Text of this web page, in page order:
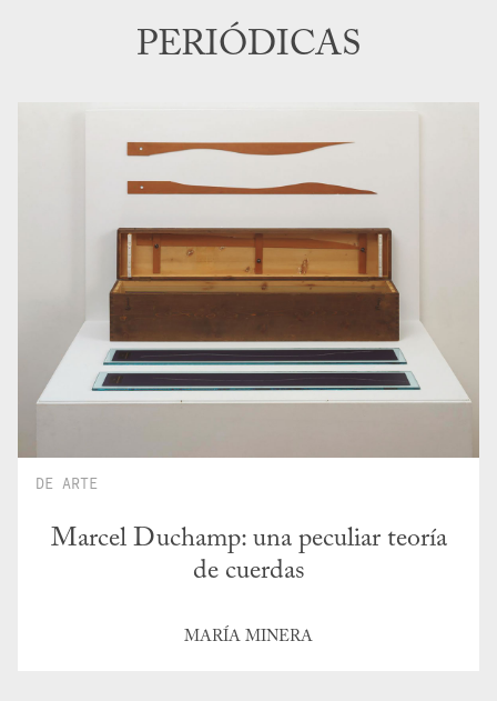
PERIÓDICAS
DE ARTE
Marcel Duchamp: una peculiar teoría
de cuerdas
MARÍA MINERA